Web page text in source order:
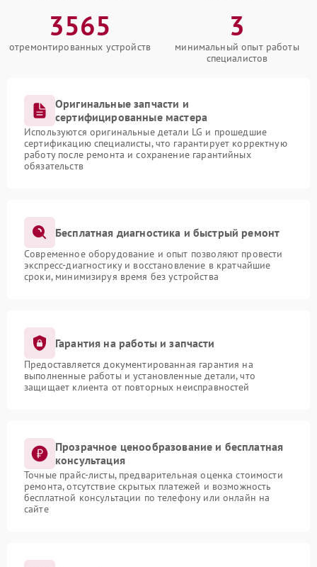
3565
отремонтированных устройств
3
минимальный опыт работы
специалистов
Оригинальные запчасти и
сертифицированные мастера
Используются оригинальные детали LG и прошедшие
сертификацию специалисты, что гарантирует корректную
работу после ремонта и сохранение гарантийных
обязательств
Бесплатная диагностика и быстрый ремонт
Современное оборудование и опыт позволяют провести
экспресс-диагностику и восстановление в кратчайшие
сроки, минимизируя время без устройства
Гарантия на работы и запчасти
Предоставляется документированная гарантия на
выполненные работы и установленные детали, что
защищает клиента от повторных неисправностей
Прозрачное ценообразование и бесплатная
консультация
Точные прайс-листы, предварительная оценка стоимости
ремонта, отсутствие скрытых платежей и возможность
бесплатной консультации по телефону или онлайн на
сайте